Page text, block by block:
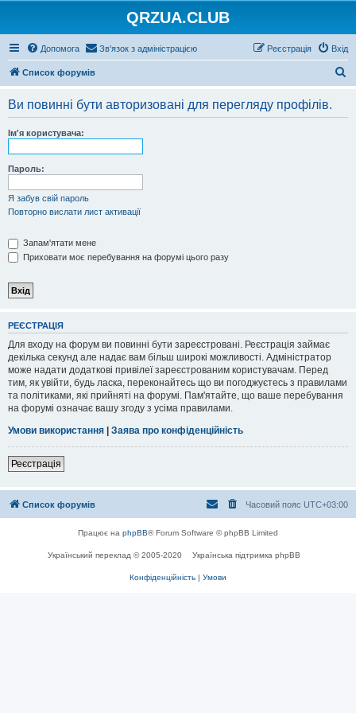
QRZUA.CLUB
Допомога Зв'язок з адміністрацією Вхід
Реєстрація
Список форумів
Ви повинні бути авторизовані для перегляду профілів.
Ім'я користувача:
Пароль:
Я забув свій пароль
Повторно вислати лист активації
Запам'ятати мене
Приховати моє перебування на форумі цього разу
РЕЄСТРАЦІЯ
Для входу на форум ви повинні бути зареєстровані. Реєстрація займає
декілька секунд але надає вам більш широкі можливості. Адміністратор
може надати додаткові привілеї зареєстрованим користувачам. Перед
тим, як увійти, будь ласка, переконайтесь що ви погоджуєтесь з правилами
та політиками, які прийняті на форумі. Пам'ятайте, що ваше перебування
на форумі означає вашу згоду з усіма правилами.
Умови використання | Заява про конфіденційність
Реєстрація
Список форумів Часовий пояс UTC+03:00
Працює на phpBB® Forum Software © phpBB Limited
Український переклад © 2005-2020 Українська підтримка phpBB
Конфіденційність | Умови